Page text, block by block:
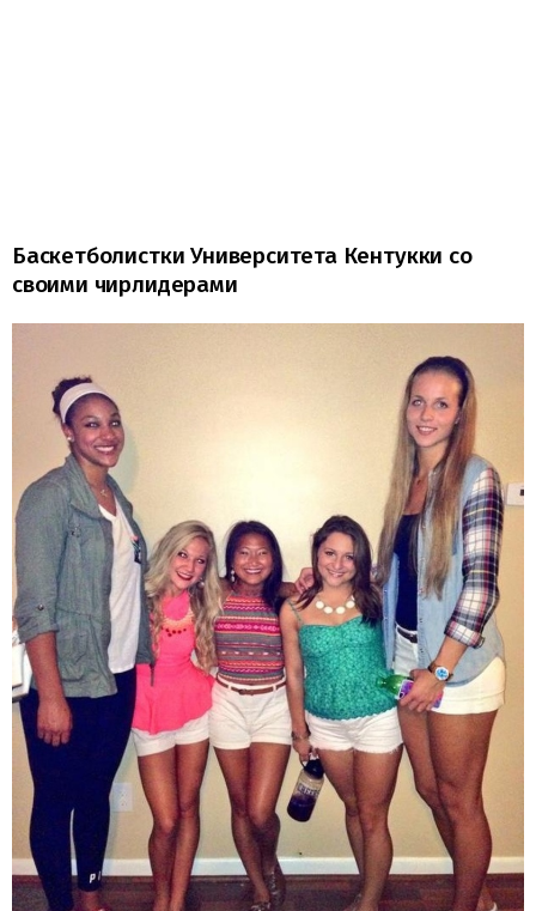
Баскетболистки Университета Кентукки со
своими чирлидерами